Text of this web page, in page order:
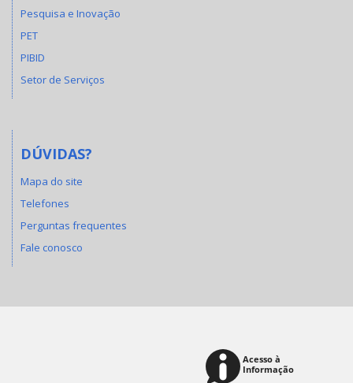
Pesquisa e Inovação
PET
PIBID
Setor de Serviços
DÚVIDAS?
Mapa do site
Telefones
Perguntas frequentes
Fale conosco